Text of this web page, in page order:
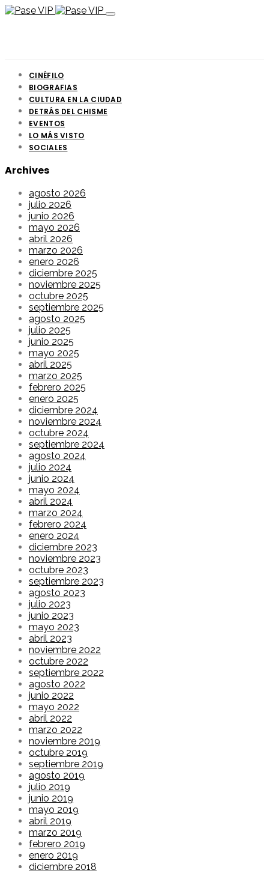
CINÉFILO
BIOGRAFIAS
CULTURA EN LA CIUDAD
DETRÁS DEL CHISME
EVENTOS
LO MÁS VISTO
SOCIALES
Archives
agosto 2026
julio 2026
junio 2026
mayo 2026
abril 2026
marzo 2026
enero 2026
diciembre 2025
noviembre 2025
octubre 2025
septiembre 2025
agosto 2025
julio 2025
junio 2025
mayo 2025
abril 2025
marzo 2025
febrero 2025
enero 2025
diciembre 2024
noviembre 2024
octubre 2024
septiembre 2024
agosto 2024
julio 2024
junio 2024
mayo 2024
abril 2024
marzo 2024
febrero 2024
enero 2024
diciembre 2023
noviembre 2023
octubre 2023
septiembre 2023
agosto 2023
julio 2023
junio 2023
mayo 2023
abril 2023
noviembre 2022
octubre 2022
septiembre 2022
agosto 2022
junio 2022
mayo 2022
abril 2022
marzo 2022
noviembre 2019
octubre 2019
septiembre 2019
agosto 2019
julio 2019
junio 2019
mayo 2019
abril 2019
marzo 2019
febrero 2019
enero 2019
diciembre 2018